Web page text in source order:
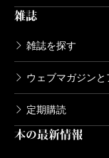
雑誌
雑誌を探す
ウェブマガジンと
定期購読
本の最新情報